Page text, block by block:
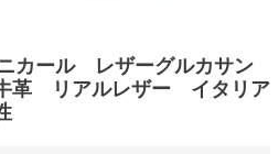
カール レザーグルカサン
リアルレザー イタリア